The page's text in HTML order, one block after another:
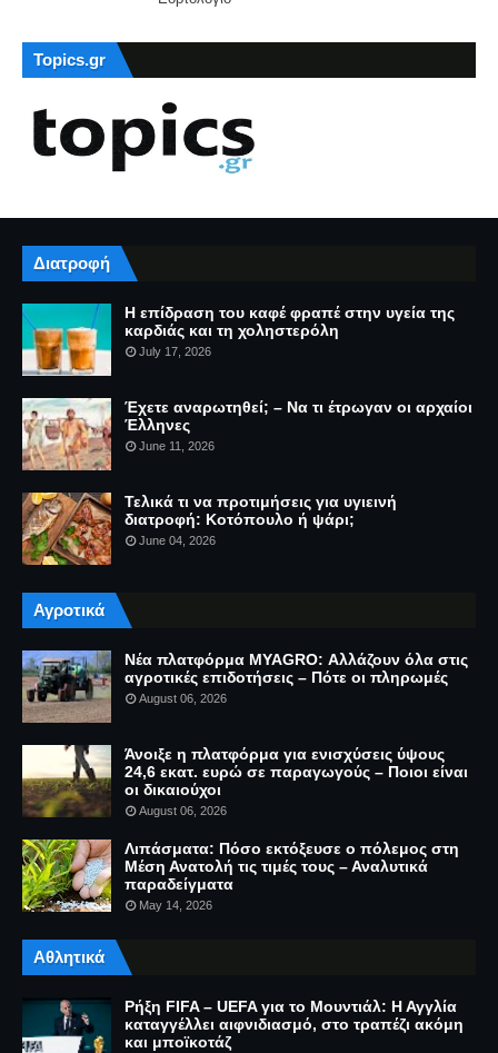
Topics.gr
Διατροφή
Η επίδραση του καφέ φραπέ στην υγεία της
καρδιάς και τη χοληστερόλη
July 17, 2026
Έχετε αναρωτηθεί; – Να τι έτρωγαν οι αρχαίοι
Έλληνες
June 11, 2026
Τελικά τι να προτιμήσεις για υγιεινή
διατροφή: Κοτόπουλο ή ψάρι;
June 04, 2026
Αγροτικά
Νέα πλατφόρμα MYAGRO: Αλλάζουν όλα στις
αγροτικές επιδοτήσεις – Πότε οι πληρωμές
August 06, 2026
Άνοιξε η πλατφόρμα για ενισχύσεις ύψους
24,6 εκατ. ευρώ σε παραγωγούς – Ποιοι είναι
οι δικαιούχοι
August 06, 2026
Λιπάσματα: Πόσο εκτόξευσε ο πόλεμος στη
Μέση Ανατολή τις τιμές τους – Αναλυτικά
παραδείγματα
May 14, 2026
Αθλητικά
Ρήξη FIFA – UEFA για το Μουντιάλ: Η Αγγλία
καταγγέλλει αιφνιδιασμό, στο τραπέζι ακόμη
και μποϊκοτάζ